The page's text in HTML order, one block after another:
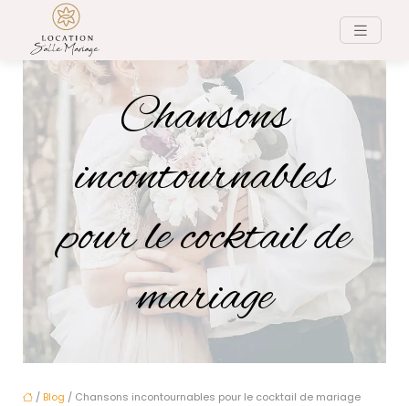
Chansons
incontournables
pour le cocktail de
mariage
/ Blog / Chansons incontournables pour le cocktail de mariage